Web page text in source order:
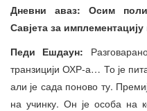
Дневни аваз: Осим
Савјета за
Педи Ешдаун:
транзицији ОХР-а… То је
али је сада поново ту.
на учинку. Он је особа на